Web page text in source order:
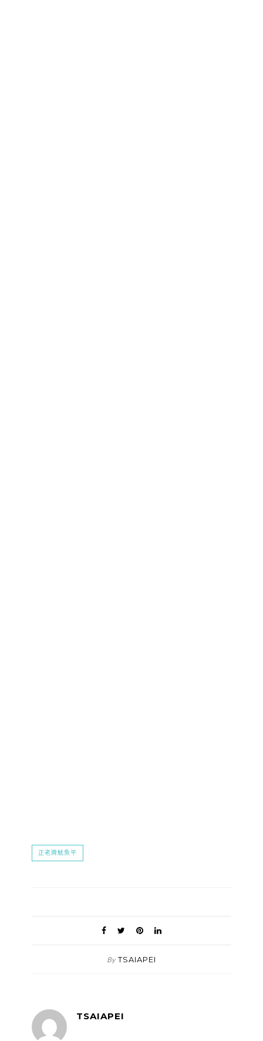
正老牌魷魚平
By TSAIAPEI
TSAIAPEI